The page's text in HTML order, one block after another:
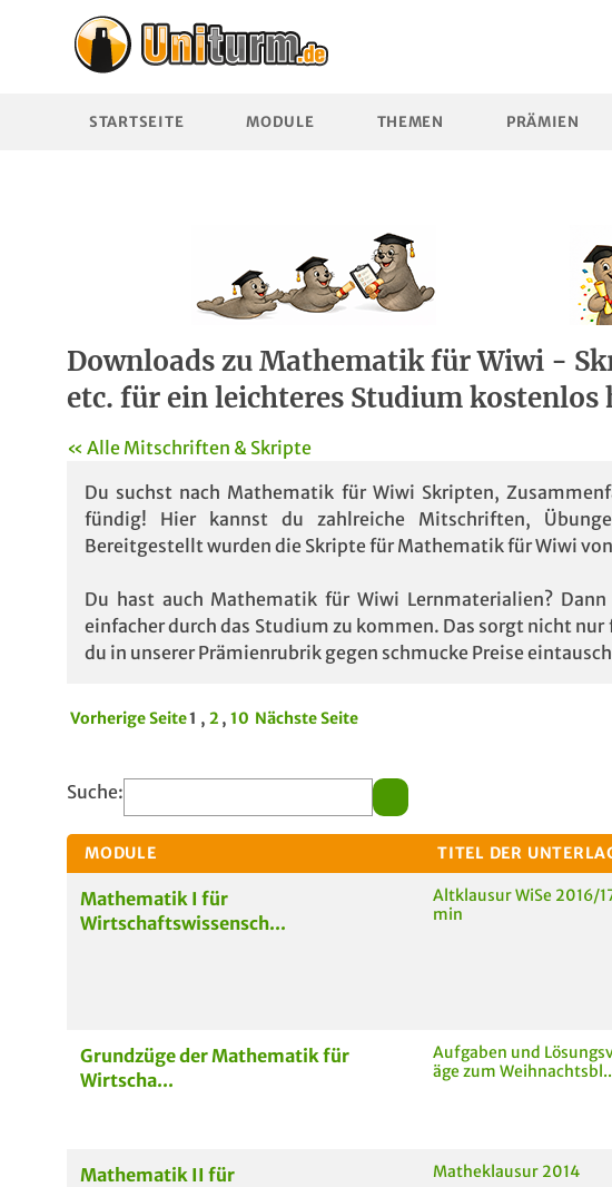
STARTSEITE MODULE THEMEN PRÄMIEN
Downloads zu Mathematik für Wiwi -
etc. für ein leichteres Studium kostenlos
« Alle Mitschriften & Skripte
Du suchst nach Mathematik für Wiwi Skripten,
fündig! Hier kannst du zahlreiche Mitschriften,
Bereitgestellt wurden die Skripte für Mathematik für Wiwi
Du hast auch Mathematik für Wiwi Lernmaterialien?
einfacher durch das Studium zu kommen. Das sorgt nicht
du in unserer Prämienrubrik gegen schmucke Preise
Vorherige Seite1 , 2 , 10 Nächste Seite
Suche:
MODULE TITEL DER
Mathematik I für
Wirtschaftswissensch...
Altklausur WiSe 2016/
min
Grundzüge der Mathematik für
Wirtscha...
Aufgaben und
äge zum
Mathematik II für
Matheklausur 2014